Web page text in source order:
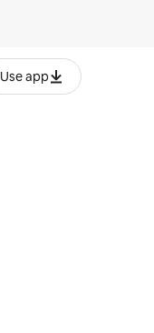
Use app